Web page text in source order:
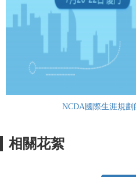
NCDA國際生涯規劃
相關花絮